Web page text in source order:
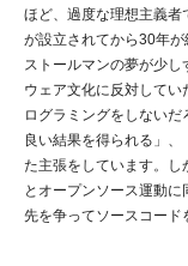
ほど、過度な理想主義者
が設立されてから30年が
ストールマンの夢が少し
ウェア文化に反対して
ログラミングをしない
良い結果を得られる」
た主張をしています。し
とオープンソース運動
先を争ってソースコード